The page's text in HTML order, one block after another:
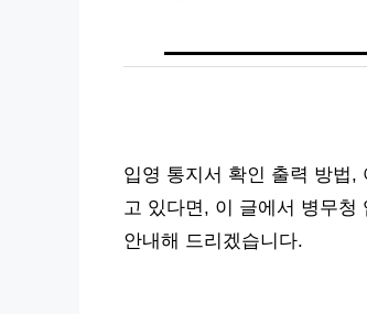
입영 통지서 확인 출력 방법,
고 있다면, 이 글에서 병무청
안내해 드리겠습니다.